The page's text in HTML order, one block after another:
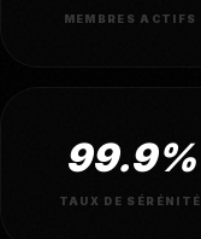
MEMBRES ACTIFS
99.9%
TAUX DE SÉRÉNITÉ